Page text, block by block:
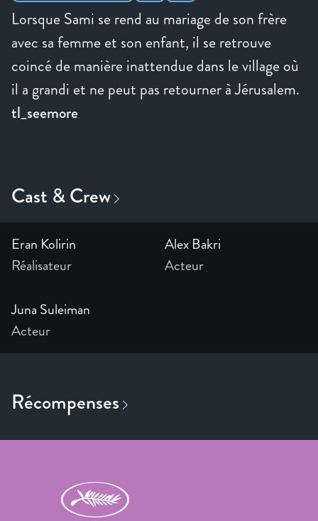
Lorsque Sami se rend au mariage de son frère
avec sa femme et son enfant, il se retrouve
coincé de manière inattendue dans le village où
il a grandi et ne peut pas retourner à Jérusalem.
tl_seemore
Eran Kolirin
Réalisateur
Alex Bakri
Acteur
Juna Suleiman
Acteur